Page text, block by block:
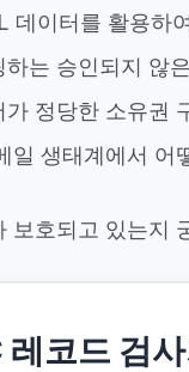
데이터를 활용하
는 승인되지 않
정당한 소유권
일 생태계에서
보호되고 있는지
코드 검